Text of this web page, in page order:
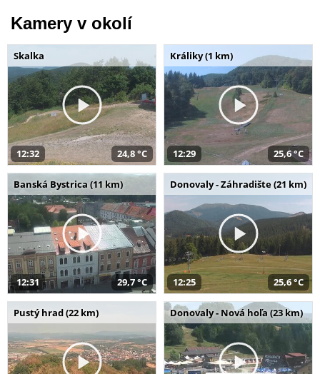
Kamery v okolí
Skalka
12:32 24,8 °C
Králiky (1 km)
12:29 25,6 °C
Banská Bystrica (11 km)
12:31 29,7 °C
Donovaly - Záhradište (21 km)
12:25 25,6 °C
Pustý hrad (22 km) Donovaly - Nová hoľa (23 km)